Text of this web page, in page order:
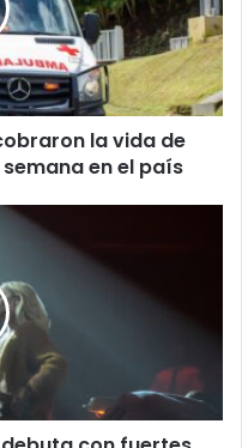
la vida de
en el país